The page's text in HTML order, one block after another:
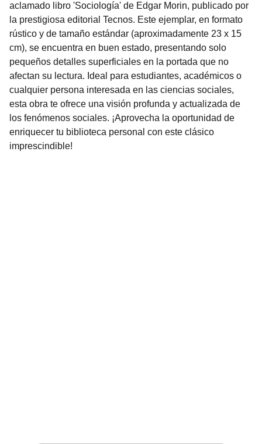
aclamado libro 'Sociología' de Edgar Morin, publicado por
la prestigiosa editorial Tecnos. Este ejemplar, en formato
rústico y de tamaño estándar (aproximadamente 23 x 15
cm), se encuentra en buen estado, presentando solo
pequeños detalles superficiales en la portada que no
afectan su lectura. Ideal para estudiantes, académicos o
cualquier persona interesada en las ciencias sociales,
esta obra te ofrece una visión profunda y actualizada de
los fenómenos sociales. ¡Aprovecha la oportunidad de
enriquecer tu biblioteca personal con este clásico
imprescindible!